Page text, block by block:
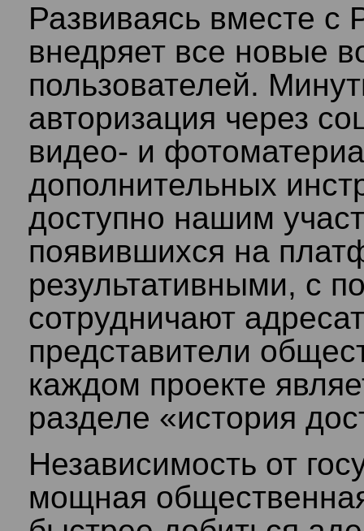
Развиваясь вместе с
внедряет все новые
пользователей.
авторизация через
видео- и
дополнительных
доступно нашим
появившихся на
результативными, с
сотрудничают
представители
каждом проекте
разделе «история
Независимость от
мощная